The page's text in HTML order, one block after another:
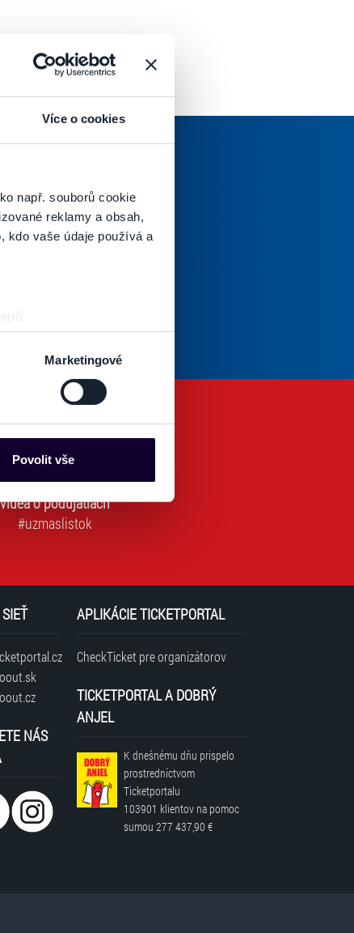
Více o cookies
např. souborů cookie
reklamy a obsah,
kdo vaše údaje používá a
prstu)
. Svůj souhlas
představovat
obsahu a reklam.
varianty. Svoji volbu
Marketingové
Povolit vše
pošty.
videá o podujatiach
#uzmaslistok
NÁS
APLIKÁCIE TICKETPORTAL
CheckTicket pre organizátorov
TICKETPORTAL A DOBRÝ
ANJEL
K dnešnému dňu prispelo
prostredníctvom
Ticketportalu
103901 klientov na pomoc
sumou277 437,90 €